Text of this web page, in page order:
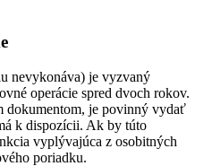
nevykonáva) je vyzvaný
operácie spred dvoch rokov.
dokumentom, je povinný vydať
k dispozícii. Ak by túto
vyplývajúca z osobitných
poriadku.